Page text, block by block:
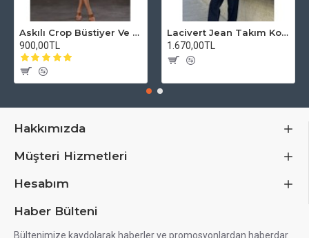
Askılı Crop Büstiyer Ve Mini Etek Lycralı HAFEN Free Blue Takım Jean Denim
900,00TL
Lacivert Jean Takım Kot pantolon ve ceket hafen
1.670,00TL
Hakkımızda
Müşteri Hizmetleri
Hesabım
Haber Bülteni
Bültenimize kaydolarak haberler ve promosyonlardan haberdar